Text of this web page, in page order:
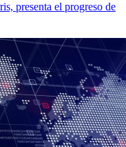
presenta el progreso de